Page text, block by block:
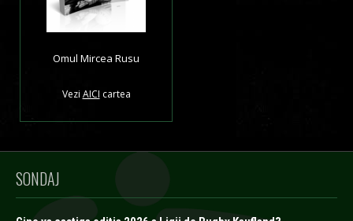
Omul Mircea Rusu
Vezi AICI cartea
SONDAJ